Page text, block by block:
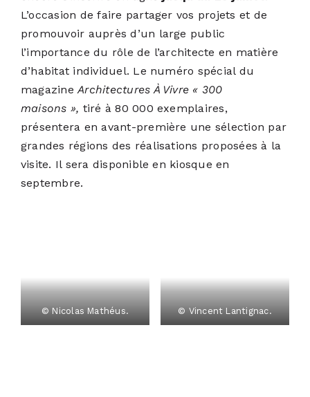
L’occasion de faire partager vos projets et de
promouvoir auprès d’un large public
l’importance du rôle de l’architecte en matière
d’habitat individuel. Le numéro spécial du
magazineArchitectures À Vivre « 300
maisons », tiré à 80 000 exemplaires,
présentera en avant-première une sélection par
grandes régions des réalisations proposées à la
visite. Il sera disponible en kiosque en
septembre.
© Nicolas Mathéus. © Vincent Lantignac.